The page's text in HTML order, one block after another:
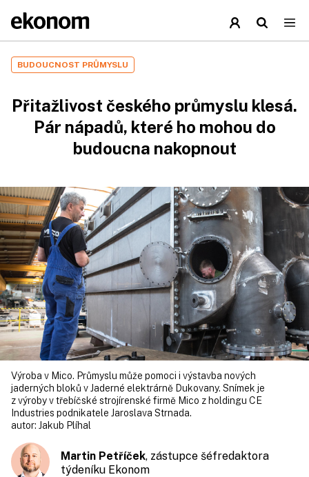
BUDOUCNOST PRŮMYSLU
Přitažlivost českého průmyslu klesá.
Pár nápadů, které ho mohou do
budoucna nakopnout
Výroba v Mico. Průmyslu může pomoci i výstavba nových
jaderných bloků v Jaderné elektrárně Dukovany. Snímek je
z výroby v třebíčské strojírenské firmě Mico z holdingu CE
Industries podnikatele Jaroslava Strnada.
autor: Jakub Plíhal
Martin Petříček, zástupce šéfredaktora
týdeníku Ekonom